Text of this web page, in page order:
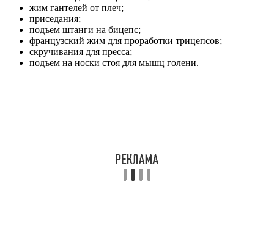
жим гантелей от плеч;
приседания;
подъем штанги на бицепс;
французский жим для проработки трицепсов;
скручивания для пресса;
подъем на носки стоя для мышц голени.